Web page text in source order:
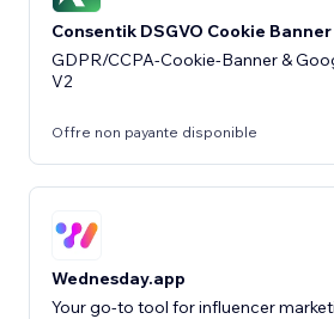
Consentik DSGVO Cookie Banner
GDPR/CCPA‑Cookie‑Banner &
V2
Offre non payante disponible
Wednesday.app
Your go-to tool for influencer